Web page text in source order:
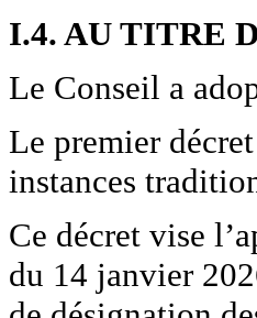
I.4. AU TITRE
Le Conseil a
Le premier
instances
Ce décret vise
du 14 janvier